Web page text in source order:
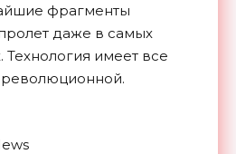
фрагменты
даже в самых
Технология имеет все
революционной.